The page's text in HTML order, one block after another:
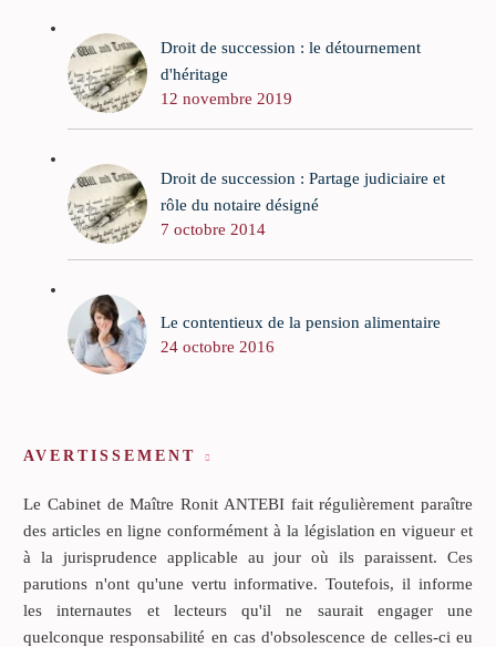
Droit de succession : le détournement
d'héritage
12 novembre 2019
Droit de succession : Partage judiciaire et
rôle du notaire désigné
7 octobre 2014
Le contentieux de la pension alimentaire
24 octobre 2016
AVERTISSEMENT
Le Cabinet de Maître Ronit ANTEBI fait régulièrement paraître
des articles en ligne conformément à la législation en vigueur et
à la jurisprudence applicable au jour où ils paraissent. Ces
parutions n'ont qu'une vertu informative. Toutefois, il informe
les internautes et lecteurs qu'il ne saurait engager une
quelconque responsabilité en cas d'obsolescence de celles-ci eu